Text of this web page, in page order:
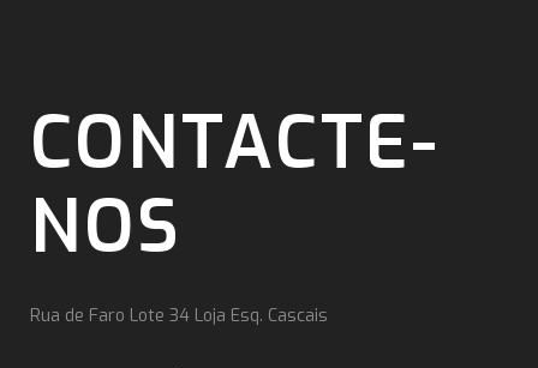
CONTACTE-
NOS
Rua de Faro Lote 34 Loja Esq. Cascais